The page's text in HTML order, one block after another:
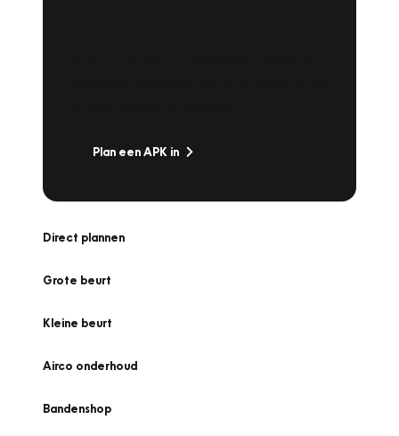
Plan een APK in
Direct plannen
Grote beurt
Kleine beurt
Airco onderhoud
Bandenshop